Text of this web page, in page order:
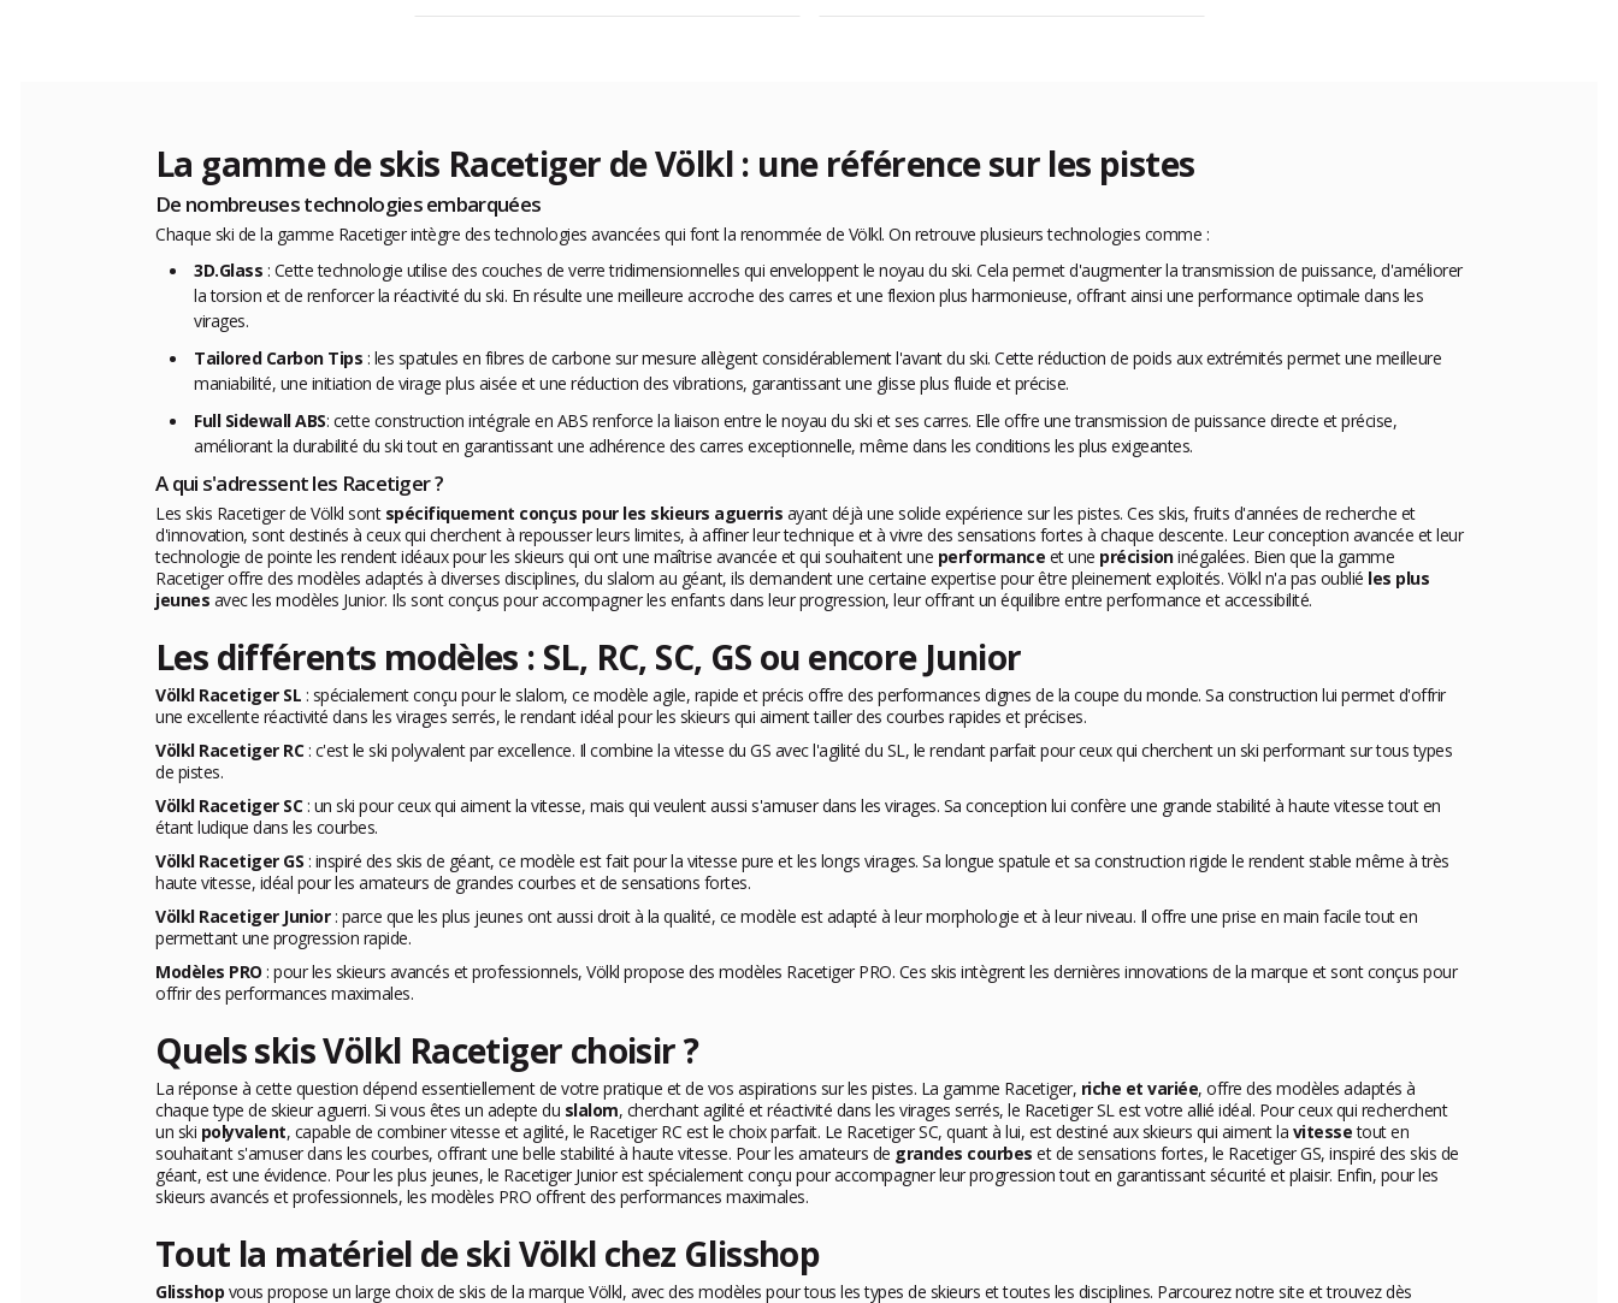
La gamme de skis Racetiger de Völkl : une référence sur les pistes
De nombreuses technologies embarquées
Chaque ski de la gamme Racetiger intègre des technologies avancées qui font la renommée de Völkl. On retrouve plusieurs technologies comme :
3D.Glass : Cette technologie utilise des couches de verre tridimensionnelles qui enveloppent le noyau du ski. Cela permet d'augmenter la transmission de puissance, d'améliorer
la torsion et de renforcer la réactivité du ski. En résulte une meilleure accroche des carres et une flexion plus harmonieuse, offrant ainsi une performance optimale dans les
virages.
Tailored Carbon Tips : les spatules en fibres de carbone sur mesure allègent considérablement l'avant du ski. Cette réduction de poids aux extrémités permet une meilleure
maniabilité, une initiation de virage plus aisée et une réduction des vibrations, garantissant une glisse plus fluide et précise.
Full Sidewall ABS: cette construction intégrale en ABS renforce la liaison entre le noyau du ski et ses carres. Elle offre une transmission de puissance directe et précise,
améliorant la durabilité du ski tout en garantissant une adhérence des carres exceptionnelle, même dans les conditions les plus exigeantes.
A qui s'adressent les Racetiger ?
Les skis Racetiger de Völkl sont spécifiquement conçus pour les skieurs aguerris ayant déjà une solide expérience sur les pistes. Ces skis, fruits d'années de recherche et
d'innovation, sont destinés à ceux qui cherchent à repousser leurs limites, à affiner leur technique et à vivre des sensations fortes à chaque descente. Leur conception avancée et leur
technologie de pointe les rendent idéaux pour les skieurs qui ont une maîtrise avancée et qui souhaitent une performance et une précisioninégalées. Bien que la gamme
Racetiger offre des modèles adaptés à diverses disciplines, du slalom au géant, ils demandent une certaine expertise pour être pleinement exploités. Völkl n'a pas oublié les plus
jeunes avec les modèles Junior. Ils sont conçus pour accompagner les enfants dans leur progression, leur offrant un équilibre entre performance et accessibilité.
Les différents modèles : SL, RC, SC, GS ou encore Junior
Völkl Racetiger SL : spécialement conçu pour le slalom, ce modèle agile, rapide et précis offre des performances dignes de la coupe du monde. Sa construction lui permet d'offrir
une excellente réactivité dans les virages serrés, le rendant idéal pour les skieurs qui aiment tailler des courbes rapides et précises.
Völkl Racetiger RC: c'est le ski polyvalent par excellence. Il combine la vitesse du GS avec l'agilité du SL, le rendant parfait pour ceux qui cherchent un ski performant sur tous types
de pistes.
Völkl Racetiger SC: un ski pour ceux qui aiment la vitesse, mais qui veulent aussi s'amuser dans les virages. Sa conception lui confère une grande stabilité à haute vitesse tout en
étant ludique dans les courbes.
Völkl Racetiger GS : inspiré des skis de géant, ce modèle est fait pour la vitesse pure et les longs virages. Sa longue spatule et sa construction rigide le rendent stable même à très
haute vitesse, idéal pour les amateurs de grandes courbes et de sensations fortes.
Völkl Racetiger Junior: parce que les plus jeunes ont aussi droit à la qualité, ce modèle est adapté à leur morphologie et à leur niveau. Il offre une prise en main facile tout en
permettant une progression rapide.
Modèles PRO : pour les skieurs avancés et professionnels, Völkl propose des modèles Racetiger PRO. Ces skis intègrent les dernières innovations de la marque et sont conçus pour
offrir des performances maximales.
Quels skis Völkl Racetiger choisir ?
La réponse à cette question dépend essentiellement de votre pratique et de vos aspirations sur les pistes. La gamme Racetiger, riche et variée, offre des modèles adaptés à
chaque type de skieur aguerri. Si vous êtes un adepte du slalom, cherchant agilité et réactivité dans les virages serrés, le Racetiger SL est votre allié idéal. Pour ceux qui recherchent
un ski polyvalent, capable de combiner vitesse et agilité, le Racetiger RC est le choix parfait. Le Racetiger SC, quant à lui, est destiné aux skieurs qui aiment la vitessetout en
souhaitant s'amuser dans les courbes, offrant une belle stabilité à haute vitesse. Pour les amateurs de grandes courbes et de sensations fortes, le Racetiger GS, inspiré des skis de
géant, est une évidence. Pour les plus jeunes, le Racetiger Junior est spécialement conçu pour accompagner leur progression tout en garantissant sécurité et plaisir. Enfin, pour les
skieurs avancés et professionnels, les modèles PRO offrent des performances maximales.
Tout la matériel de ski Völkl chez Glisshop
Glisshop vous propose un large choix de skis de la marque Völkl, avec des modèles pour tous les types de skieurs et toutes les disciplines. Parcourez notre site et trouvez dès